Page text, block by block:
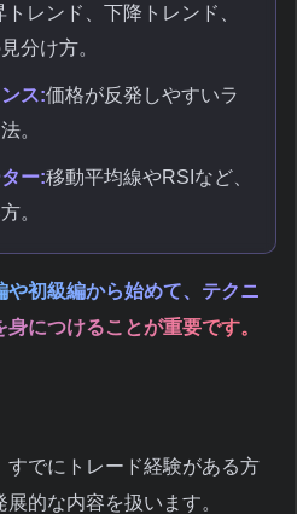
トレンド、下降トレンド、
分け方。
ス:価格が反発しやすいラ
。
ー:移動平均線やRSIなど、
。
初級編から始めて、テクニ
につけることが重要です。
でにトレード経験がある方
的な内容を扱います。